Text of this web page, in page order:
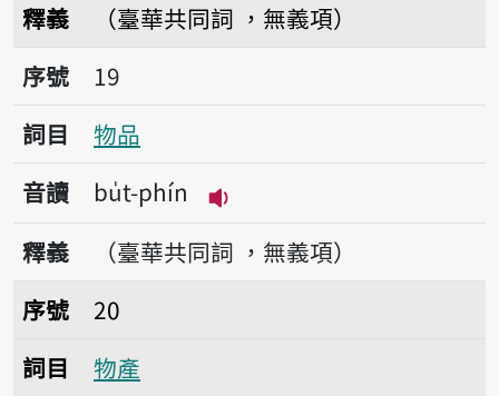
釋義
（臺華共同詞 ，無義項）
序號19物品
序號
19
詞目
物品
音讀
bu̍t-phín
播放音讀bu̍t-phín
釋義
（臺華共同詞 ，無義項）
序號20物產
序號
20
詞目
物產